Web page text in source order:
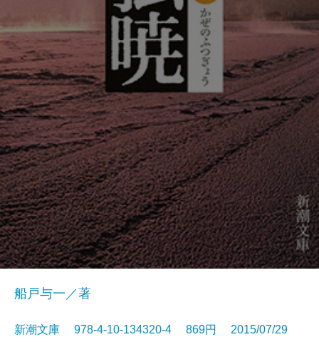
船戸与一／著
新潮文庫 978-4-10-134320-4 869円 2015/07/29